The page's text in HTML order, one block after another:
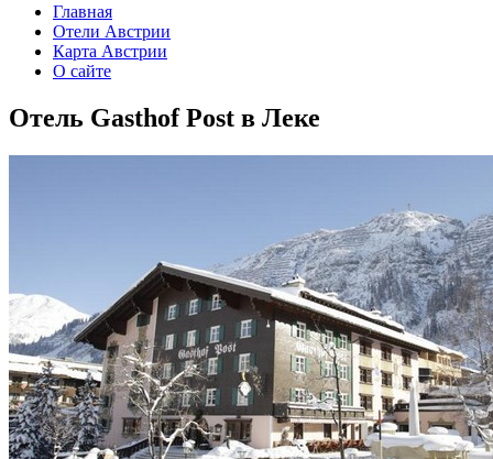
Главная
Отели Австрии
Карта Австрии
О сайте
Отель Gasthof Post в Леке